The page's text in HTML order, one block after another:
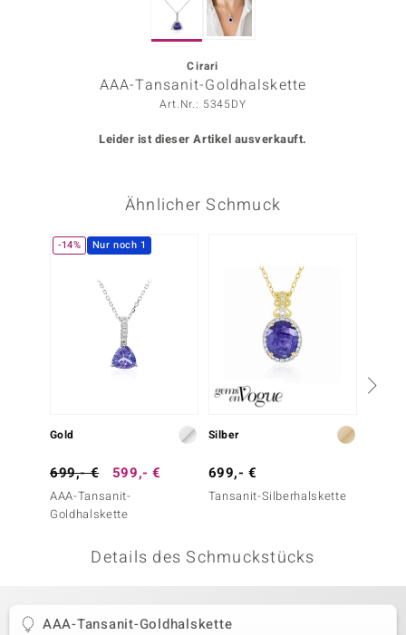
Cirari
AAA-Tansanit-Goldhalskette
Art.Nr.: 5345DY
Leider ist dieser Artikel ausverkauft.
Ähnlicher Schmuck
-14% Nur noch 1
Gold
699,- € 599,- €
AAA-Tansanit-
Goldhalskette
Silber
699,- €
Tansanit-Silberhalskette
Details des Schmuckstücks
AAA-Tansanit-Goldhalskette